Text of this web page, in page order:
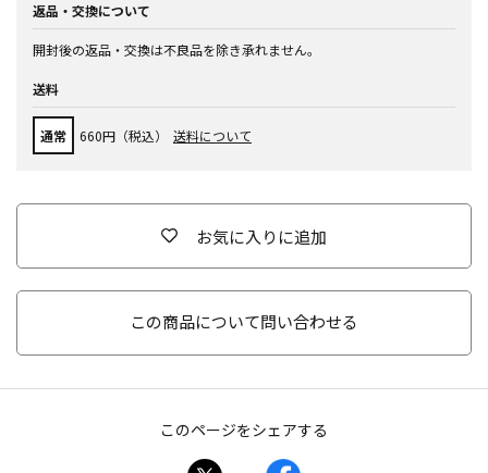
返品・交換について
開封後の返品・交換は不良品を除き承れません。
送料
通常 660円（税込） 送料について
お気に入りに追加
この商品について問い合わせる
このページをシェアする